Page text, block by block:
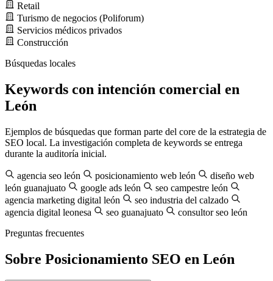
Retail
Turismo de negocios (Poliforum)
Servicios médicos privados
Construcción
Búsquedas locales
Keywords con intención comercial en
León
Ejemplos de búsquedas que forman parte del core de la estrategia de
SEO local. La investigación completa de keywords se entrega
durante la auditoría inicial.
agencia seo león posicionamiento web león
diseño web
león guanajuato
google ads león
seo campestre león
agencia marketing digital león
seo industria del calzado
agencia digital leonesa
seo guanajuato
consultor seo león
Preguntas frecuentes
Sobre Posicionamiento SEO en León